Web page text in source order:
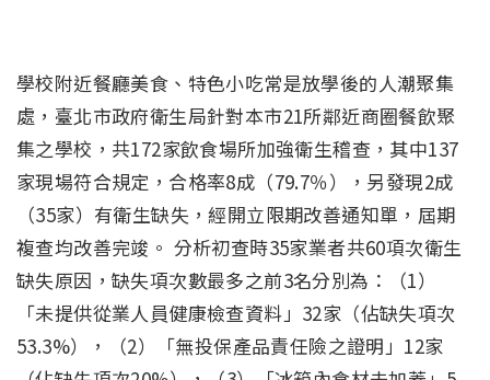
學校附近餐廳美食、特色小吃常是放學後的人潮聚集
處，臺北市政府衛生局針對本市21所鄰近商圈餐飲聚
集之學校，共172家飲食場所加強衛生稽查，其中137
家現場符合規定，合格率8成（79.7％），另發現2成
（35家）有衛生缺失，經開立限期改善通知單，屆期
複查均改善完竣。 分析初查時35家業者共60項次衛生
缺失原因，缺失項次數最多之前3名分別為：（1）
「未提供從業人員健康檢查資料」32家（佔缺失項次
53.3%），（2）「無投保產品責任險之證明」12家